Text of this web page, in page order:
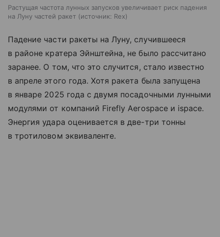
Растущая частота лунных запусков увеличивает риск падения
на Луну частей ракет
источник: Rex
Падение части ракеты на Луну, случившееся
в районе кратера Эйнштейна, не было рассчитано
заранее. О том, что это случится, стало известно
в апреле этого года. Хотя ракета была запущена
в январе 2025 года с двумя посадочными лунными
модулями от компаний Firefly Aerospace и ispace.
Энергия удара оценивается в две-три тонны
в тротиловом эквиваленте.